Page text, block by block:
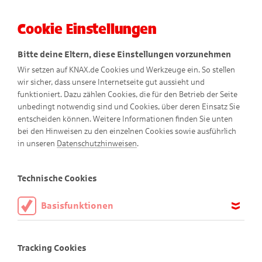
Kikis Insektenhotel
Nachwuchs bekommen können. Du kannst es direkt zu
Cookie Einstellungen
Bitte deine Eltern, diese Einstellungen vorzunehmen
Wir setzen auf KNAX.de Cookies und Werkzeuge ein. So stellen
wir sicher, dass unsere Internetseite gut aussieht und
funktioniert. Dazu zählen Cookies, die für den Betrieb der Seite
unbedingt notwendig sind und Cookies, über deren Einsatz Sie
entscheiden können. Weitere Informationen finden Sie unten
bei den Hinweisen zu den einzelnen Cookies sowie ausführlich
in unseren Datenschutzhinweisen.
Technische Cookies
Basisfunktionen
aktiviert sein.
Tracking Cookies